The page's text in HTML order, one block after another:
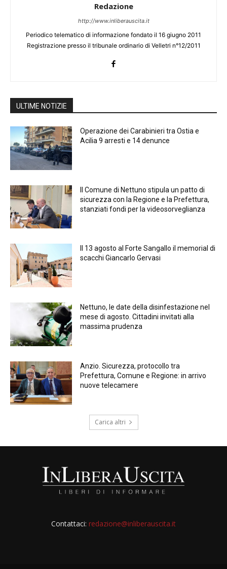
Redazione
http://www.inliberauscita.it
Periodico telematico di informazione fondato il 16 giugno 2011
Registrazione presso il tribunale ordinario di Velletri n°12/2011
ULTIME NOTIZIE
Operazione dei Carabinieri tra Ostia e
Acilia 9 arresti e 14 denunce
Il Comune di Nettuno stipula un patto di
sicurezza con la Regione e la Prefettura,
stanziati fondi per la videosorveglianza
Il 13 agosto al Forte Sangallo il memorial di
scacchi Giancarlo Gervasi
Nettuno, le date della disinfestazione nel
mese di agosto. Cittadini invitati alla
massima prudenza
Anzio. Sicurezza, protocollo tra
Prefettura, Comune e Regione: in arrivo
nuove telecamere
Carica altri
Contattaci: redazione@inliberauscita.it